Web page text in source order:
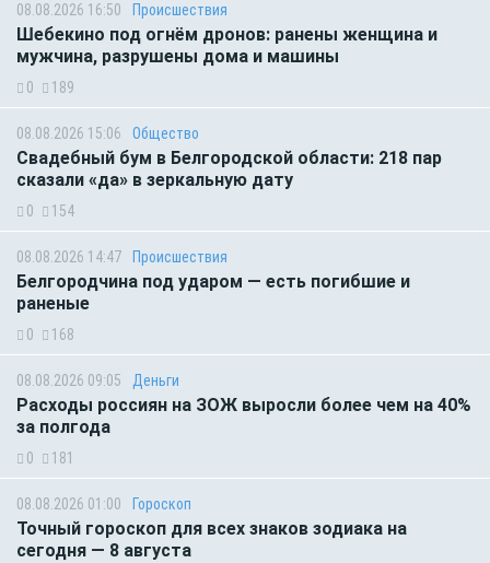
08.08.2026 16:50 Происшествия
Шебекино под огнём дронов: ранены женщина и
мужчина, разрушены дома и машины
0 189
08.08.2026 15:06 Общество
Свадебный бум в Белгородской области: 218 пар
сказали «да» в зеркальную дату
0 154
08.08.2026 14:47 Происшествия
Белгородчина под ударом — есть погибшие и
раненые
0 168
08.08.2026 09:05 Деньги
Расходы россиян на ЗОЖ выросли более чем на 40%
за полгода
0 181
08.08.2026 01:00 Гороскоп
Точный гороскоп для всех знаков зодиака на
сегодня — 8 августа